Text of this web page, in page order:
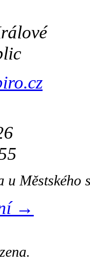
u
→